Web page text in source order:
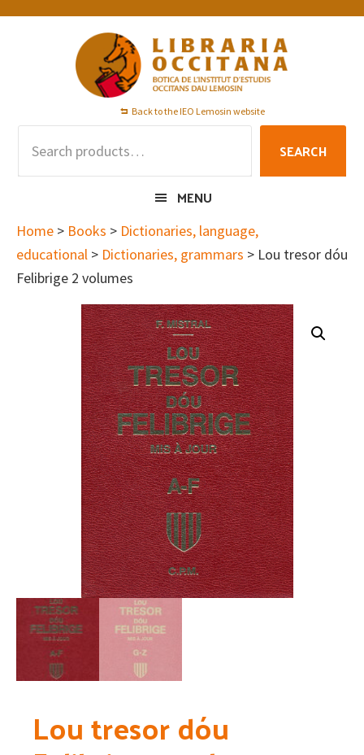
Skip
Skip
Skip
Back to the IEO Lemosin website
SEARCH
MENU
Home > Books > Dictionaries, language,
educational > Dictionaries, grammars > Lou tresor dóu
Felibrige 2 volumes
Lou tresor dóu